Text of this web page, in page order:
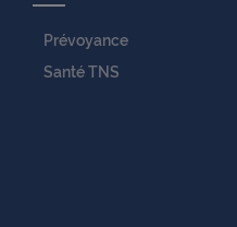
Prévoyance
Santé TNS